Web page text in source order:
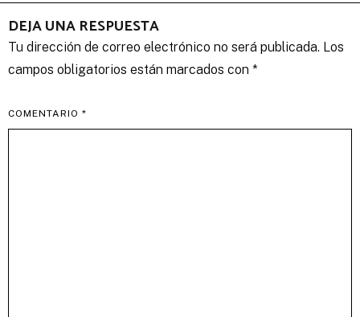
DEJA UNA RESPUESTA
Tu dirección de correo electrónico no será publicada. Los
campos obligatorios están marcados con *
COMENTARIO *